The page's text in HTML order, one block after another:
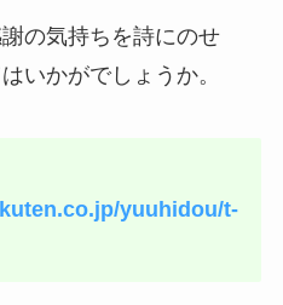
の気持ちを詩にのせ
いかがでしょうか。
yuuhidou/t-